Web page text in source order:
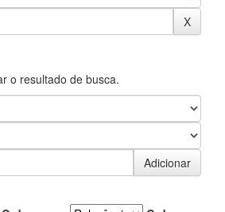
o resultado de busca.